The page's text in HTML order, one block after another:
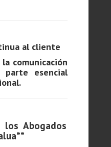
al cliente
comunicación
parte esencial
Abogados